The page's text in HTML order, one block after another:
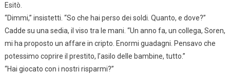
Esitò.
“Dimmi,” insistetti. “So che hai perso dei soldi. Quanto, e dove?”
Cadde su una sedia, il viso tra le mani. “Un anno fa, un collega, Soren,
mi ha proposto un affare in cripto. Enormi guadagni. Pensavo che
potessimo coprire il prestito, l’asilo delle bambine, tutto.”
“Hai giocato con i nostri risparmi?”